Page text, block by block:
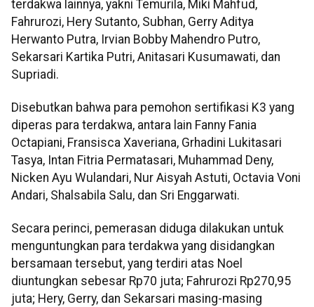
terdakwa lainnya, yakni ⁠Temurila, Miki Mahfud,
Fahrurozi, Hery Sutanto, Subhan, Gerry Aditya
Herwanto Putra, Irvian Bobby Mahendro Putro,
Sekarsari Kartika Putri, Anitasari Kusumawati, dan
Supriadi.
Disebutkan bahwa para pemohon sertifikasi K3 yang
diperas para terdakwa, antara lain Fanny Fania
Octapiani, Fransisca Xaveriana, Grhadini Lukitasari
Tasya, Intan Fitria Permatasari, Muhammad Deny,
Nicken Ayu Wulandari, Nur Aisyah Astuti, Octavia Voni
Andari, Shalsabila Salu, dan Sri Enggarwati.
Secara perinci, pemerasan diduga dilakukan untuk
menguntungkan para terdakwa yang disidangkan
bersamaan tersebut, yang terdiri atas Noel
diuntungkan sebesar Rp70 juta; Fahrurozi Rp270,95
juta; Hery, Gerry, dan Sekarsari masing-masing